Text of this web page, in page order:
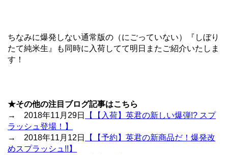
ちなみに爆発しない通常版の（にごっていない）『しぼり
たて純米生』も同時に入荷してて明日またご紹介いたしま
す！
★その他の注目ブログ記事はこちら
→ 2018年11月29日
【【入荷】英君の新しい爆弾!? スプ
ラッシュ登場！】
→ 2018年11月12日
【【予約】英君の新商品だ！爆発改
めスプラッシュ!!】